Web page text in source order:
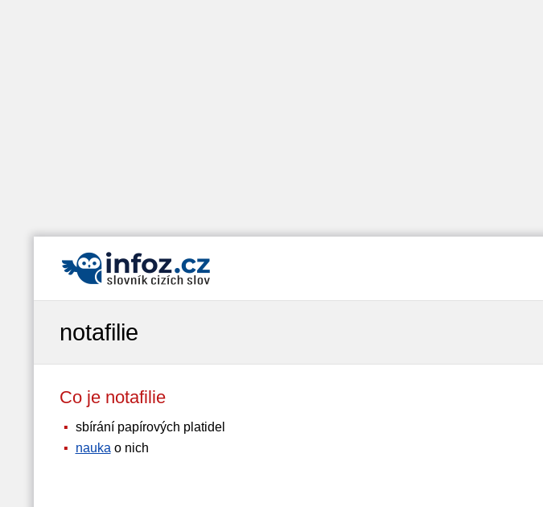
notafilie
Co je notafilie
sbírání papírových platidel
nauka o nich